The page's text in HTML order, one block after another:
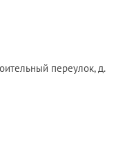
переулок, д.